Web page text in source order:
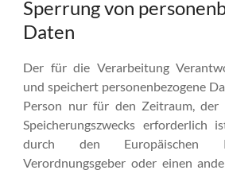
Sperrung von
Daten
Der für die Verarbeitung
und speichert personenbezogene
Person nur für den Zeitraum, der
Speicherungszwecks erforderlich
durch den Europäischen
Verordnungsgeber oder einen